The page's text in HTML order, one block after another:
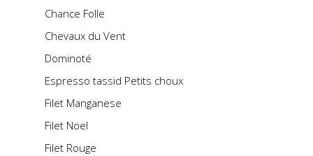
Chance Folle
Chevaux du Vent
Dominoté
Espresso tassid Petits choux
Filet Manganese
Filet Noel
Filet Rouge